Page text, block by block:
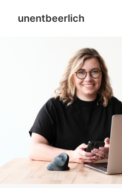
unentbeerlich
Home
Blog
Über
SHOP